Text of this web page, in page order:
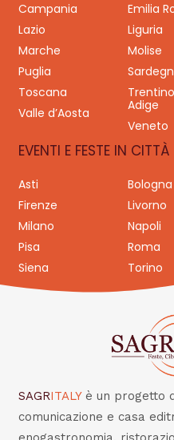
Campania
Emilia
Lazio
Liguria
Marche
Molise
Puglia
Toscana
Adige
Valle d’Aosta
Veneto
EVENTI E FESTE IN CITTÀ
Asti Bologna
Firenze
Livorno
Milano
Napoli
Pisa
Roma
Siena
Torino
SAGRITALY è un progetto
comunicazione e casa